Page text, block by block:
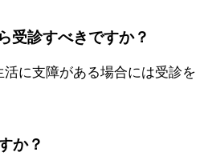
受診すべきですか？
に支障がある場合には受診を
か？